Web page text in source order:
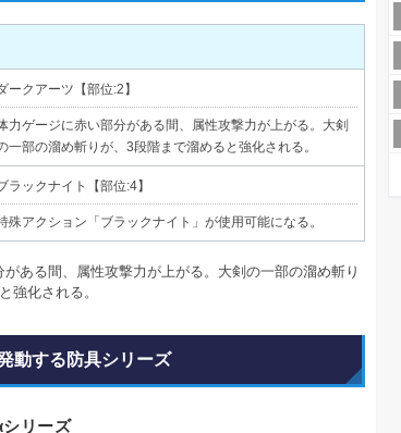
ークアーツ【部位:2】
力ゲージに赤い部分がある間、属性攻撃力が上がる。大剣
一部の溜め斬りが、3段階まで溜めると強化される。
ラックナイト【部位:4】
殊アクション「ブラックナイト」が使用可能になる。
ある間、属性攻撃力が上がる。大剣の一部の溜め斬り
強化される。
動する防具シリーズ
リーズ